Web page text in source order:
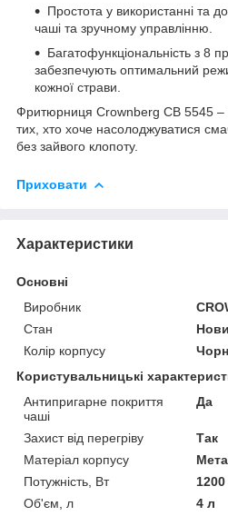
Простота у використанні та
чаші та зручному управлінню.
Багатофункціональність з 8
забезпечують оптимальний
кожної страви.
Фритюрниця Crownberg CB 5545 –
тих, хто хоче насолоджуватися
без зайвого клопоту.
Приховати
Характеристики
Основні
Виробник
Стан
Колір корпусу
Користувальницькі
Антипригарне покриття
чаші
Да
Захист від перегріву
Так
Матеріал корпусу
Потужність, Вт
Об'єм, л
4 л